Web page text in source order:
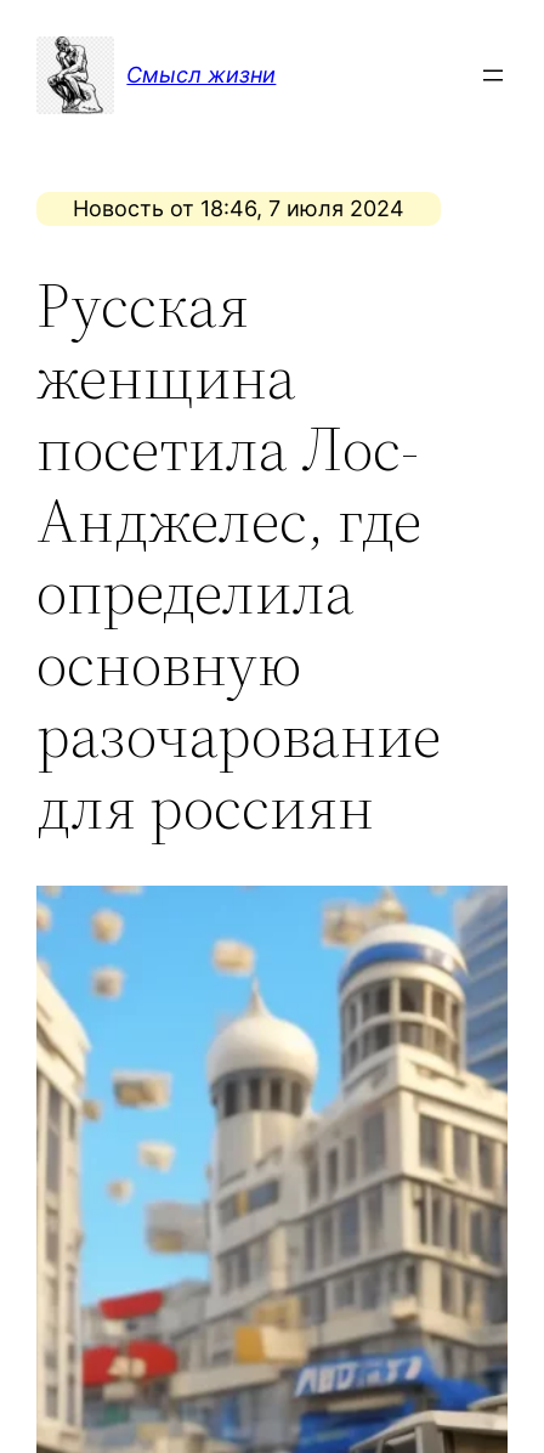
содержимому
Смысл жизни
Новость от 18:46, 7 июля 2024
Русская
женщина
посетила Лос-
Анджелес, где
определила
основную
разочарование
для россиян